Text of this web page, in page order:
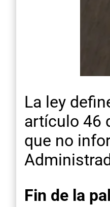
La ley
artículo 46
que no
Fin de la